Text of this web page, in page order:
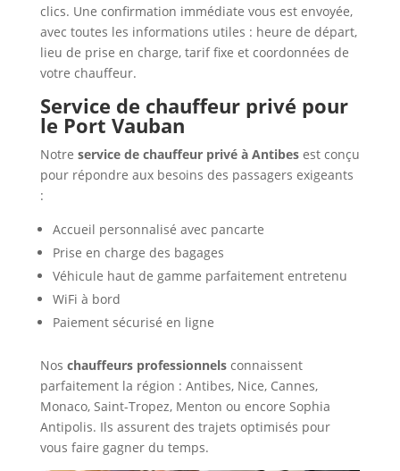
clics. Une confirmation immédiate vous est envoyée,
avec toutes les informations utiles : heure de départ,
lieu de prise en charge, tarif fixe et coordonnées de
votre chauffeur.
Service de chauffeur privé pour
le Port Vauban
Notre service de chauffeur privé à Antibesest conçu
pour répondre aux besoins des passagers exigeants
:
Accueil personnalisé avec pancarte
Prise en charge des bagages
Véhicule haut de gamme parfaitement entretenu
WiFi à bord
Paiement sécurisé en ligne
Nos chauffeurs professionnelsconnaissent
parfaitement la région : Antibes, Nice, Cannes,
Monaco, Saint-Tropez, Menton ou encore Sophia
Antipolis. Ils assurent des trajets optimisés pour
vous faire gagner du temps.